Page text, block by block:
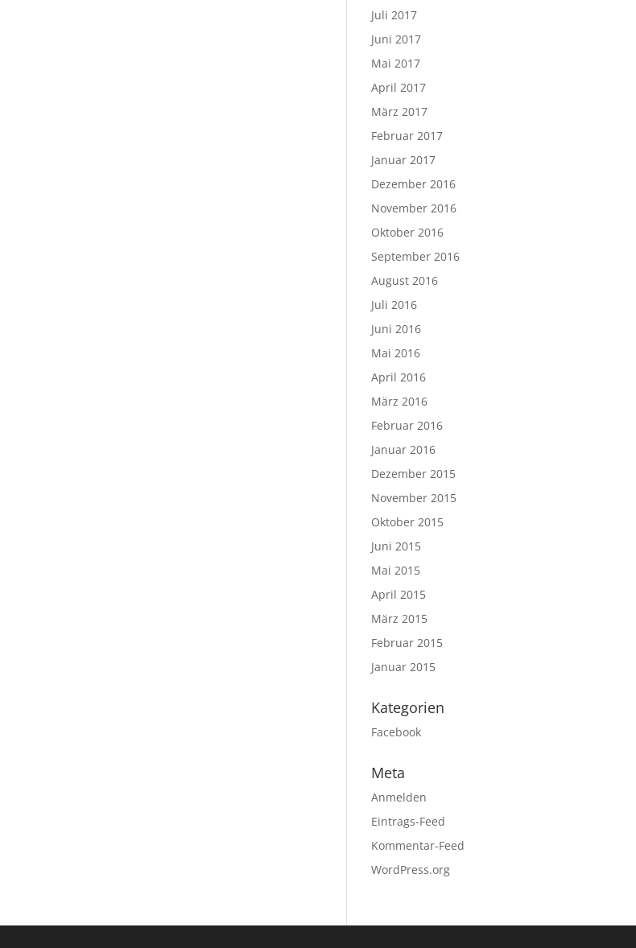
Juli 2017
Juni 2017
Mai 2017
April 2017
März 2017
Februar 2017
Januar 2017
Dezember 2016
November 2016
Oktober 2016
September 2016
August 2016
Juli 2016
Juni 2016
Mai 2016
April 2016
März 2016
Februar 2016
Januar 2016
Dezember 2015
November 2015
Oktober 2015
Juni 2015
Mai 2015
April 2015
März 2015
Februar 2015
Januar 2015
Kategorien
Facebook
Meta
Anmelden
Eintrags-Feed
Kommentar-Feed
WordPress.org